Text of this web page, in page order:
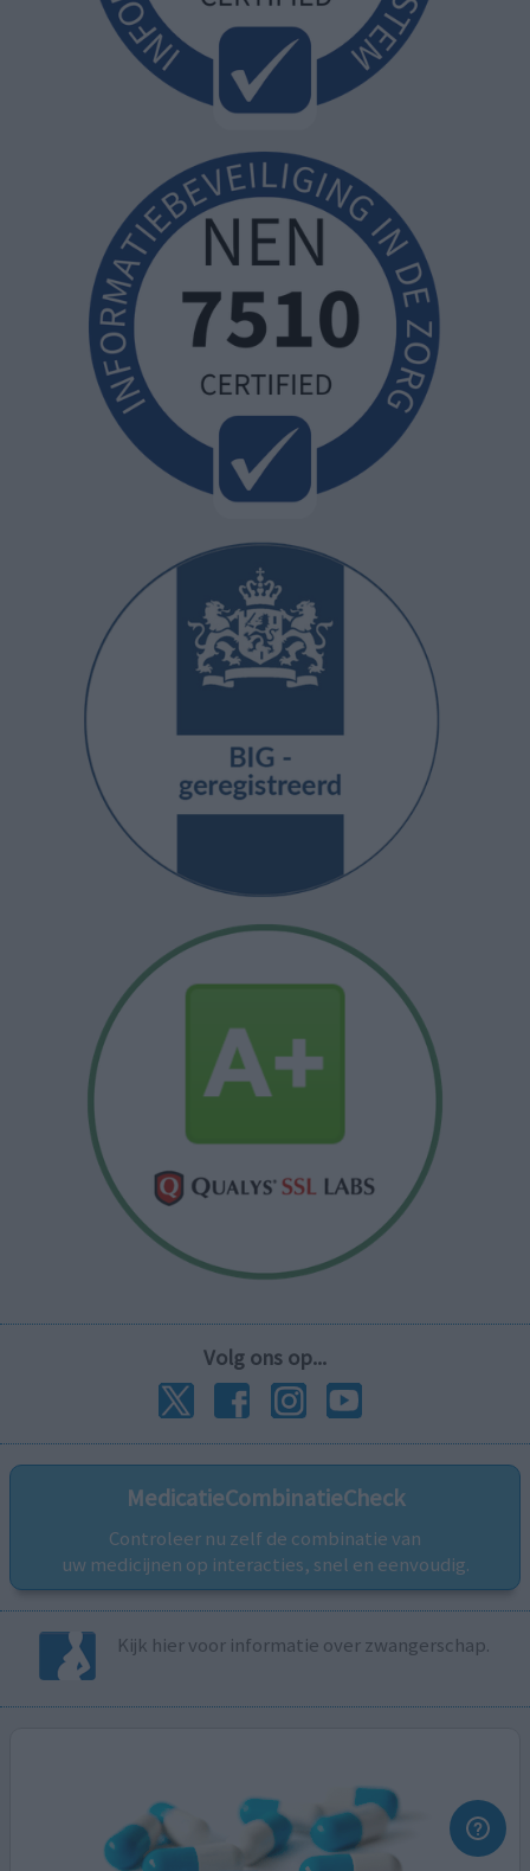
Volg ons op...
MedicatieCombinatieCheck
Controleer nu zelf de combinatie van
uw medicijnen op interacties, snel en eenvoudig.
Kijk hier voor informatie over zwangerschap.